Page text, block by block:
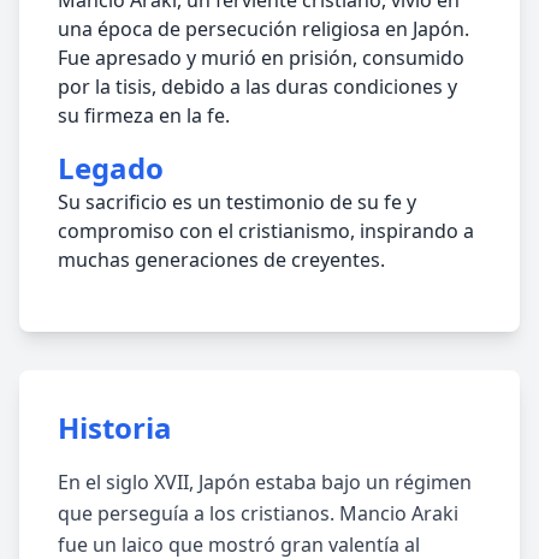
una época de persecución religiosa en Japón.
Fue apresado y murió en prisión, consumido
por la tisis, debido a las duras condiciones y
su firmeza en la fe.
Legado
Su sacrificio es un testimonio de su fe y
compromiso con el cristianismo, inspirando a
muchas generaciones de creyentes.
Historia
En el siglo XVII, Japón estaba bajo un régimen
que perseguía a los cristianos. Mancio Araki
fue un laico que mostró gran valentía al